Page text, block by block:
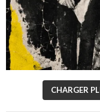
CHARGER